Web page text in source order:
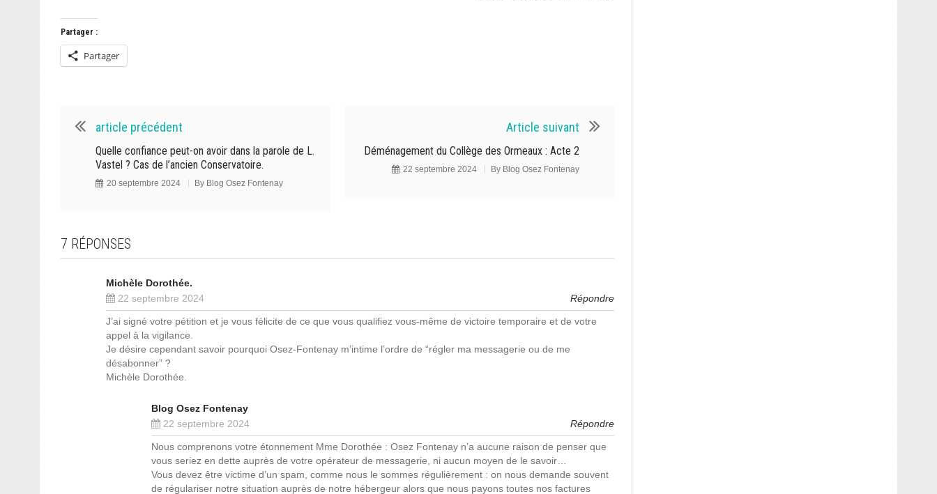
Partager :
Partager
article précédent
Quelle confiance peut-on avoir dans la parole de L.
Vastel ? Cas de l’ancien Conservatoire.
20 septembre 2024 By Blog Osez Fontenay
Article suivant
Déménagement du Collège des Ormeaux : Acte 2
22 septembre 2024 By Blog Osez Fontenay
7 RÉPONSES
Michèle Dorothée.
22 septembre 2024
Répondre
J’ai signé votre pétition et je vous félicite de ce que vous qualifiez vous-même de victoire temporaire et de votre
appel à la vigilance.
Je désire cependant savoir pourquoi Osez-Fontenay m’intime l’ordre de “régler ma messagerie ou de me
désabonner” ?
Michèle Dorothée.
Blog Osez Fontenay
22 septembre 2024
Répondre
Nous comprenons votre étonnement Mme Dorothée : Osez Fontenay n’a aucune raison de penser que
vous seriez en dette auprès de votre opérateur de messagerie, ni aucun moyen de le savoir…
Vous devez être victime d’un spam, comme nous le sommes régulièrement : on nous demande souvent
de régulariser notre situation auprès de notre hébergeur alors que nous payons toutes nos factures